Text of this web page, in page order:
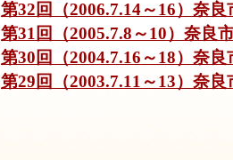
第32回（2006.7.14～16）奈
第31回（2005.7.8～10）奈良
第30回（2004.7.16～18）奈
第29回（2003.7.11～13）奈